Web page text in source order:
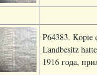
P64383. Kopie
Landbesitz
1916 года,